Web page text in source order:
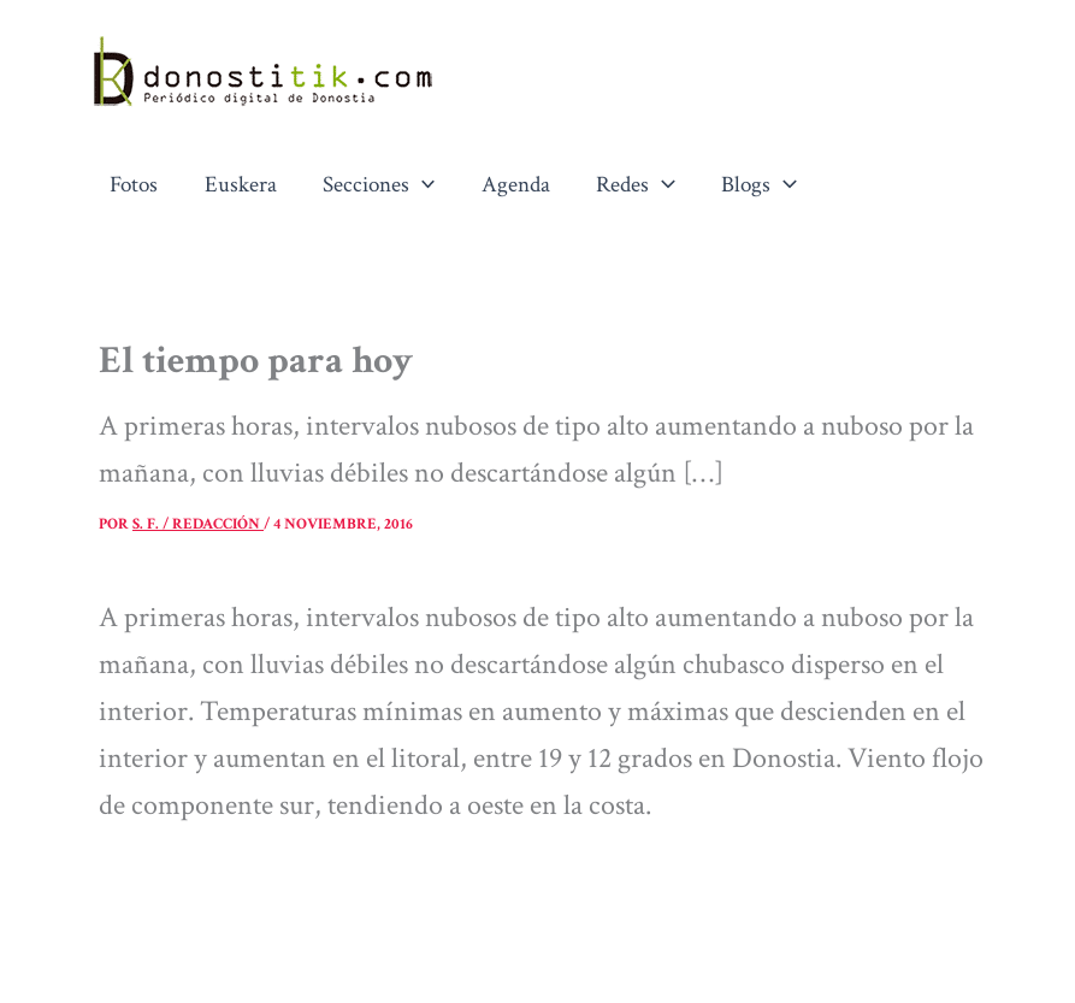
contenido
Fotos Euskera Secciones Agenda Redes Blogs
El tiempo para hoy
A primeras horas, intervalos nubosos de tipo alto aumentando a nuboso por la
mañana, con lluvias débiles no descartándose algún […]
PORS. F. / REDACCIÓN/4 NOVIEMBRE, 2016
A primeras horas, intervalos nubosos de tipo alto aumentando a nuboso por la
mañana, con lluvias débiles no descartándose algún chubasco disperso en el
interior. Temperaturas mínimas en aumento y máximas que descienden en el
interior y aumentan en el litoral, entre 19 y 12 grados en Donostia. Viento flojo
de componente sur, tendiendo a oeste en la costa.